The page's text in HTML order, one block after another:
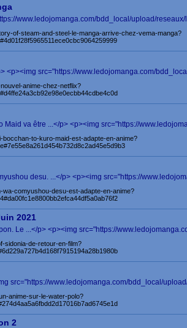
www.ledojomanga.com/bdd_local/upload/
of-steam-and-steel-le-manga-arrive-chez-vema-manga?
src="https://www.ledojomanga.com/
anime-chez-netflix?
va être ...</p> <p><img src="https://
bocchan-to-kuro-maid-est-adapte-en-anime?
desu. ...</p> <p><img src="https://
wa-comyushou-desu-est-adapte-en-anime?
2021
Le ...</p> <p><img src="https://
sidonia-de-retour-en-film?
src="https://www.ledojomanga.com/bdd_local/
anime-sur-le-water-polo?
2